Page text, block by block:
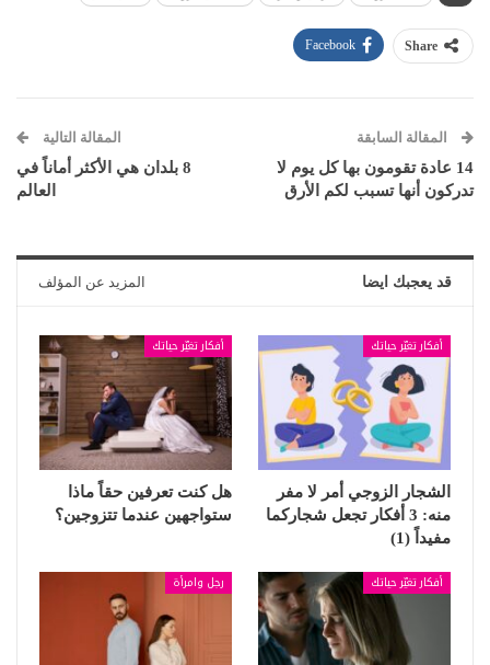
Share
Facebook
المقالة السابقة
14 عادة تقومون بها كل يوم لا
تدركون أنها تسبب لكم الأرق
المقالة التالية
8 بلدان هي الأكثر أماناً في
العالم
قد يعجبك ايضا المزيد عن المؤلف
أفكار تغيّر حياتك
الشجار الزوجي أمر لا مفر
منه: 3 أفكار تجعل شجاركما
مفيداً (1)
أفكار تغيّر حياتك
هل كنت تعرفين حقاً ماذا
ستواجهين عندما تتزوجين؟
أفكار تغيّر حياتك رجل وامرأة